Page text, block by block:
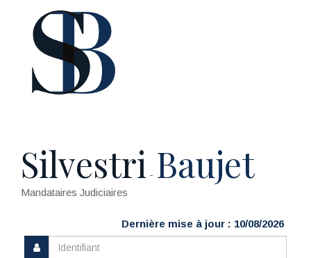
Silvestri - Baujet
Mandataires Judiciaires
Dernière mise à jour : 10/08/2026